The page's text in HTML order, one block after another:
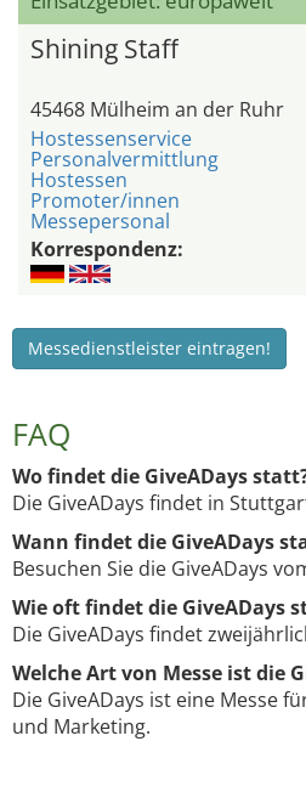
Shining Staff
45468 Mülheim an der Ruhr
Hostessenservice
Personalvermittlung
Hostessen
Promoter/innen
Messepersonal
Korrespondenz:
Messedienstleister eintragen!
FAQ
Wo findet die GiveADays
Die GiveADays findet in
Wann findet die GiveADays
Besuchen Sie die GiveADays
Wie oft findet die GiveADays
Die GiveADays findet
Welche Art von Messe ist die
Die GiveADays ist eine Messe
und Marketing.